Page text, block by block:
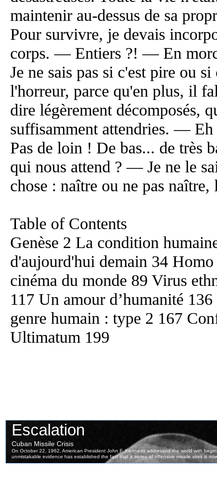
maintenir au-dessus de sa
Pour survivre, je devais
corps. — Entiers ?! — En
Je ne sais pas si c'est pire ou
l'horreur, parce qu'en plus, il
dire légèrement décomposés,
suffisamment attendries. —
Pas de loin ! De bas... de très
qui nous attend ? — Je ne le
chose : naître ou ne pas
Table of Contents
Genèse 2 La condition
d'aujourd'hui demain 34
cinéma du monde 89 Virus
117 Un amour d’humanité
genre humain : type 2 167
Ultimatum 199